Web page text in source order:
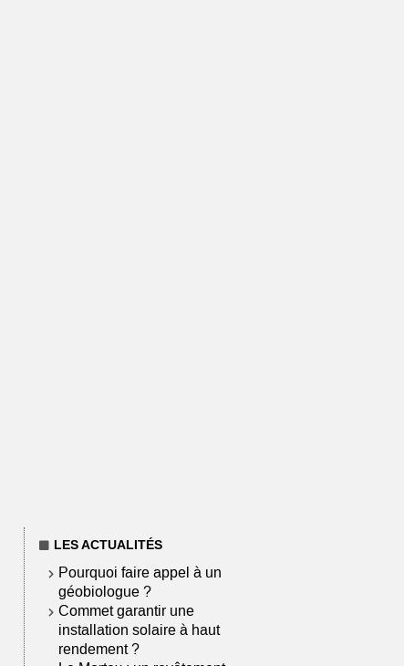
LES ACTUALITÉS
Pourquoi faire appel à un
géobiologue ?
Commet garantir une
installation solaire à haut
rendement ?